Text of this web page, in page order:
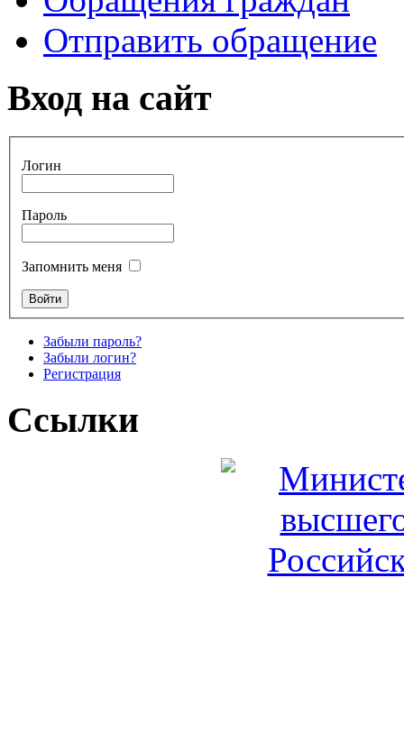
Отправить обращение
Вход на сайт
Логин
Пароль
Запомнить меня
Забыли пароль?
Забыли логин?
Регистрация
Ссылки